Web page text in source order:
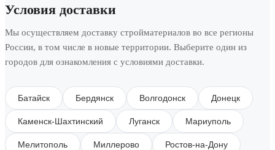
Условия доставки
Мы осуществляем доставку стройматериалов во все регионы
России, в том числе в новые территории. Выберите один из
городов для ознакомления с условиями доставки.
Батайск Бердянск Волгодонск Донецк
Каменск-Шахтинский Луганск Мариуполь
Мелитополь Миллерово Ростов-на-Дону